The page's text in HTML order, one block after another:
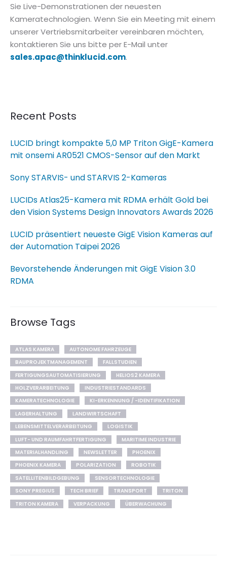
Sie Live-Demonstrationen der neuesten
Kameratechnologien. Wenn Sie ein Meeting mit einem
unserer Vertriebsmitarbeiter vereinbaren möchten,
kontaktieren Sie uns bitte per E-Mail unter
sales.apac@thinklucid.com.
Recent Posts
LUCID bringt kompakte 5,0 MP Triton GigE-Kamera
mit onsemi AR0521 CMOS-Sensor auf den Markt
Sony STARVIS- und STARVIS 2-Kameras
LUCIDs Atlas25-Kamera mit RDMA erhält Gold bei
den Vision Systems Design Innovators Awards 2026
LUCID präsentiert neueste GigE Vision Kameras auf
der Automation Taipei 2026
Bevorstehende Änderungen mit GigE Vision 3.0
RDMA
Browse Tags
ATLAS KAMERA
AUTONOME FAHRZEUGE
BAUPROJEKTMANAGEMENT
FALLSTUDIEN
FERTIGUNGSAUTOMATISIERUNG
HELIOS2 KAMERA
HOLZVERARBEITUNG
INDUSTRIESTANDARDS
KAMERATECHNOLOGIE
KI-ERKENNUNG / -IDENTIFIKATION
LAGERHALTUNG
LANDWIRTSCHAFT
LEBENSMITTELVERARBEITUNG
LOGISTIK
LUFT- UND RAUMFAHRTFERTIGUNG
MARITIME INDUSTRIE
MATERIALHANDLING
NEWSLETTER
PHOENIX
PHOENIX KAMERA
POLARIZATION
ROBOTIK
SATELLITENBILDGEBUNG
SENSORTECHNOLOGIE
SONY PREGIUS
TECH BRIEF TRANSPORT
TRITON
TRITON KAMERA
VERPACKUNG ÜBERWACHUNG